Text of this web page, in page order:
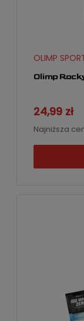
Olimp
OLIMP
24,99 zł
Najniższa